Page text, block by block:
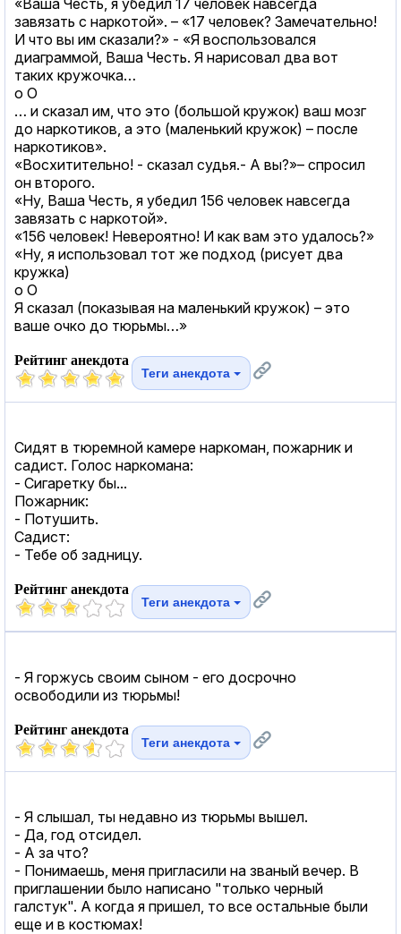
завязать с наркотой». – «17 человек? Замечательно!
И что вы им сказали?» - «Я воспользовался
диаграммой, Ваша Честь. Я нарисовал два вот
таких кружочка…
o O
… и сказал им, что это (большой кружок) ваш мозг
до наркотиков, а это (маленький кружок) – после
наркотиков».
«Восхитительно! - сказал судья.- А вы?»– спросил
он второго.
«Ну, Ваша Честь, я убедил 156 человек навсегда
завязать с наркотой».
«156 человек! Невероятно! И как вам это удалось?»
«Ну, я использовал тот же подход (рисует два
кружка)
o O
Я сказал (показывая на маленький кружок) – это
ваше очко до тюрьмы…»
Рейтинг анекдота
Теги анекдота
Сидят в тюремной камере наркоман, пожарник и
садист. Голос наркомана:
- Сигаретку бы...
Пожарник:
- Потушить.
Садист:
- Тебе об задницу.
Рейтинг анекдота
Теги анекдота
- Я горжусь своим сыном - его досрочно
освободили из тюрьмы!
Рейтинг анекдота
Теги анекдота
- Я слышал, ты недавно из тюрьмы вышел.
- Да, год отсидел.
- А за что?
- Понимаешь, меня пригласили на званый вечер. В
приглашении было написано "только черный
галстук". А когда я пришел, то все остальные были
еще и в костюмах!